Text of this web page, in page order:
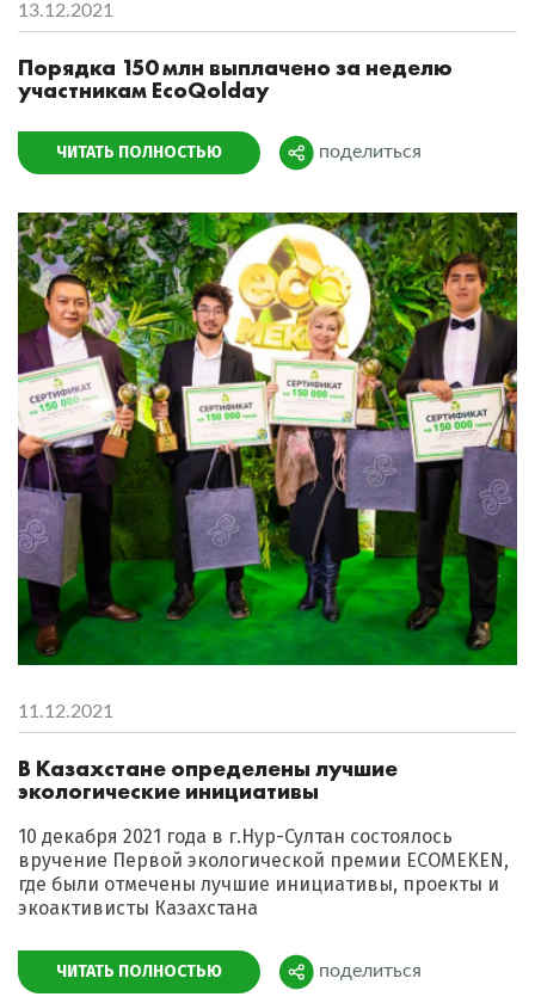
13.12.2021
Порядка 150 млн выплачено за неделю
участникам EcoQolday
ЧИТАТЬ ПОЛНОСТЬЮ Поделиться
поделиться
11.12.2021
В Казахстане определены лучшие
экологические инициативы
10 декабря 2021 года в г.Нур-Султан состоялось
вручение Первой экологической премии ECOMEKEN,
где были отмечены лучшие инициативы, проекты и
экоактивисты Казахстана
ЧИТАТЬ ПОЛНОСТЬЮ Поделиться
поделиться